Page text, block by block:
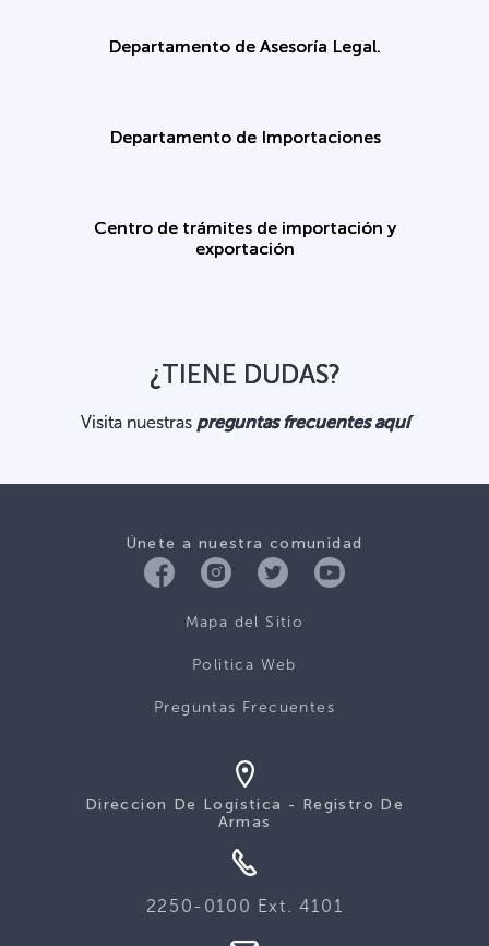
Departamento de Asesoría Legal.
Departamento de Importaciones
Centro de trámites de importación y
exportación
¿TIENE DUDAS?
Visita nuestras preguntas frecuentes aquí
Únete a nuestra comunidad
Mapa del Sitio
Politica Web
Preguntas Frecuentes
Direccion De Logística - Registro De
Armas
2250-0100 Ext. 4101